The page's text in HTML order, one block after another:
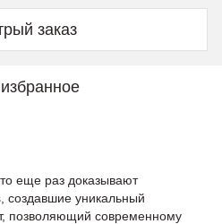
заказ
еще раз доказывают
создавшие уникальный
позволяющий современному